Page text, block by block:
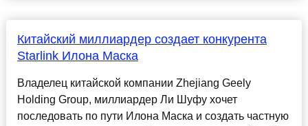
Китайский миллиардер создает конкурента
Starlink Илона Маска
Владелец китайской компании Zhejiang Geely
Holding Group, миллиардер Ли Шуфу хочет
последовать по пути Илона Маска и создать частную